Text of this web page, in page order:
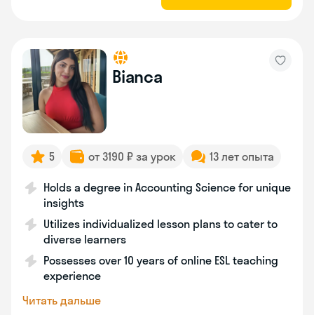
Bianca
5 от 3190 ₽ за урок 13 лет опыта
Holds a degree in Accounting Science for unique
insights
Utilizes individualized lesson plans to cater to
diverse learners
Possesses over 10 years of online ESL teaching
experience
Читать дальше